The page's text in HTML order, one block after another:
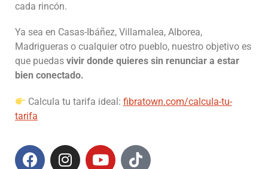
cada rincón.
Ya sea en Casas-Ibáñez, Villamalea, Alborea,
Madrigueras o cualquier otro pueblo, nuestro objetivo es
que puedas vivir donde quieres sin renunciar a estar
bien conectado.
Calcula tu tarifa ideal: fibratown.com/calcula-tu-
tarifa